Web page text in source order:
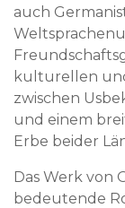
auch
kulturellen
zwischen
und einem
Erbe beider
Das Werk von
bedeutende